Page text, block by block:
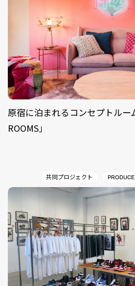
原宿に泊まれるコンセプトルー
ROOMS」
共同プロジェクト PRODUCE